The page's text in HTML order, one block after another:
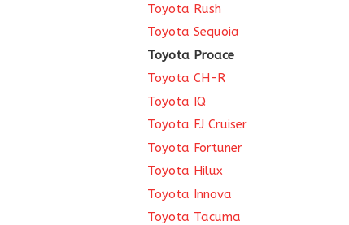
Toyota Rush
Toyota Sequoia
Toyota Proace
Toyota CH-R
Toyota IQ
Toyota FJ Cruiser
Toyota Fortuner
Toyota Hilux
Toyota Innova
Toyota Tacuma